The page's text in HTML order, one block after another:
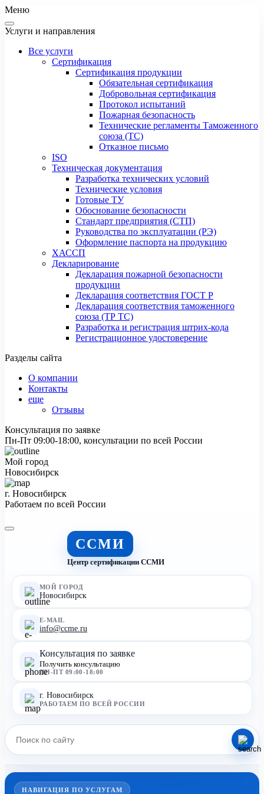
Меню
Услуги и направления
Все услуги
Сертификация
Сертификация продукции
Обязательная сертификация
Добровольная сертификация
Протокол испытаний
Пожарная безопасность
Технические регламенты Таможенного
союза (ТС)
Отказное письмо
ISO
Техническая документация
Разработка технических условий
Технические условия
Готовые ТУ
Обоснование безопасности
Стандарт предприятия (СТП)
Руководства по эксплуатации (РЭ)
Оформление паспорта на продукцию
ХАССП
Декларирование
Декларация пожарной безопасности
продукции
Декларация соответствия ГОСТ Р
Декларация соответствия таможенного
союза (ТР ТС)
Разработка и регистрация штрих-кода
Регистрационное удостоверение
Разделы сайта
О компании
Контакты
еще
Отзывы
Консультация по заявке
Пн-Пт 09:00-18:00, консультации по всей России
Мой город
Новосибирск
г. Новосибирск
Работаем по всей России
ССМИ
Центр сертификации ССМИ
МОЙ ГОРОД
Новосибирск
E-MAIL
info@ccme.ru
Консультация по заявке
Получить консультацию
ПН-ПТ 09:00-18:00
г. Новосибирск
РАБОТАЕМ ПО ВСЕЙ РОССИИ
НАВИГАЦИЯ ПО УСЛУГАМ